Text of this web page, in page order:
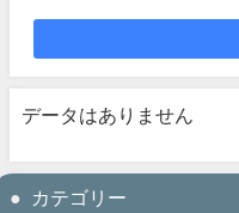
データはありません
カテゴリー